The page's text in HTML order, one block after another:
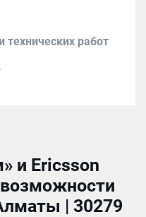
работ
и Ericsson
| 30279